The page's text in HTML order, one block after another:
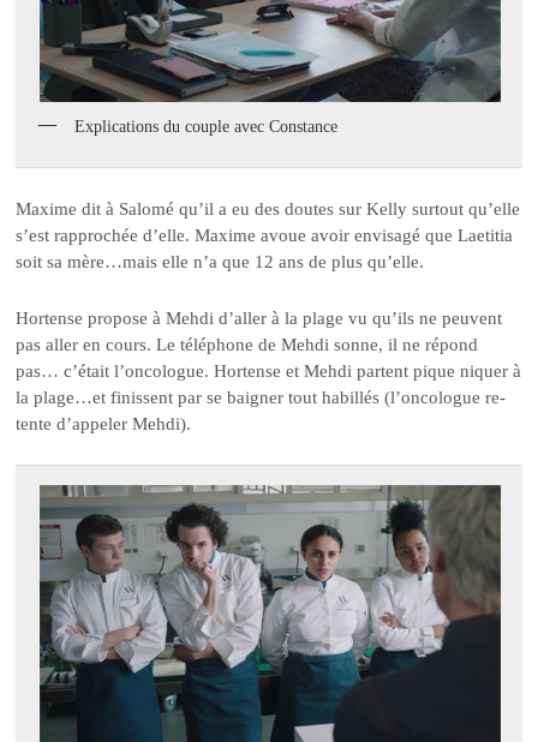
Explications du couple avec Constance
Maxime dit à Salomé qu’il a eu des doutes sur Kelly surtout qu’elle
s’est rapprochée d’elle. Maxime avoue avoir envisagé que Laetitia
soit sa mère…mais elle n’a que 12 ans de plus qu’elle.
Hortense propose à Mehdi d’aller à la plage vu qu’ils ne peuvent
pas aller en cours. Le téléphone de Mehdi sonne, il ne répond
pas… c’était l’oncologue. Hortense et Mehdi partent pique niquer à
la plage…et finissent par se baigner tout habillés (l’oncologue re-
tente d’appeler Mehdi).